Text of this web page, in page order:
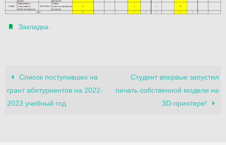
Закладка.
Список поступивших на
грант абитуриентов на 2022-
2023 учебный год
Cтудент впервые запустил
печать собственной модели на
3D-принтере!